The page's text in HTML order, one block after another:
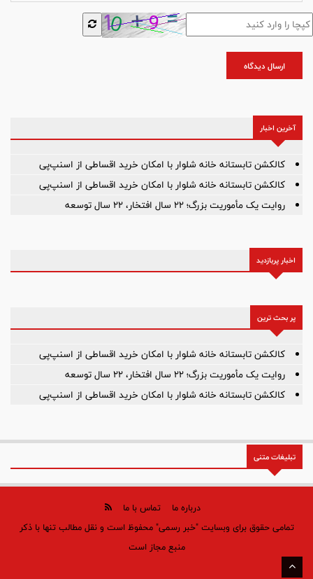
ارسال دیدگاه
آخرین اخبار
کالکشن تابستانه خانه شلوار با امکان خرید اقساطی از اسنپ‌پی
کالکشن تابستانه خانه شلوار با امکان خرید اقساطی از اسنپ‌پی
روایت یک مأموریت بزرگ؛ ۲۲ سال افتخار، ۲۲ سال توسعه
اخبار پربازدید
پر بحث ترین
کالکشن تابستانه خانه شلوار با امکان خرید اقساطی از اسنپ‌پی
روایت یک مأموریت بزرگ؛ ۲۲ سال افتخار، ۲۲ سال توسعه
کالکشن تابستانه خانه شلوار با امکان خرید اقساطی از اسنپ‌پی
تبلیغات متنی
درباره ما
تماس با ما
تمامی حقوق برای وبسایت "خبر رسمی" محفوظ است و نقل مطالب تنها با ذکر
منبع مجاز است